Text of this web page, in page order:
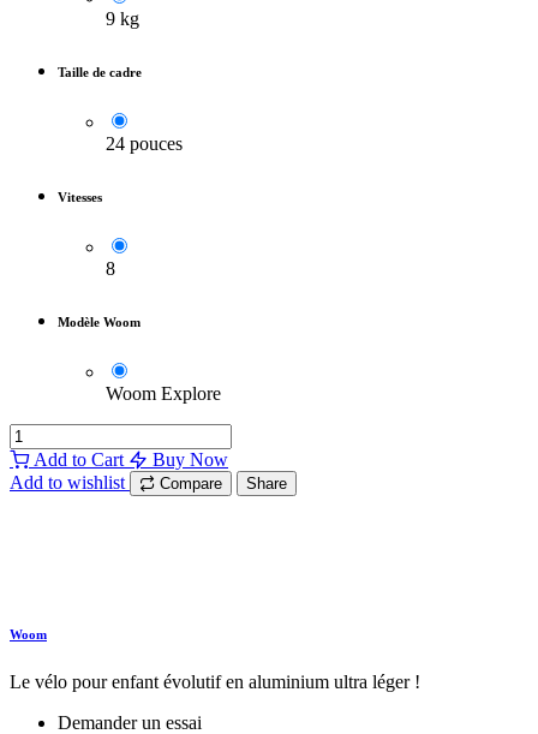
9 kg
Taille de cadre
24 pouces
Vitesses
8
Modèle Woom
Woom Explore
Add to Cart
Buy Now
Add to wishlist
Compare Share
Woom
Le vélo pour enfant évolutif en aluminium ultra léger !
Demander un essai